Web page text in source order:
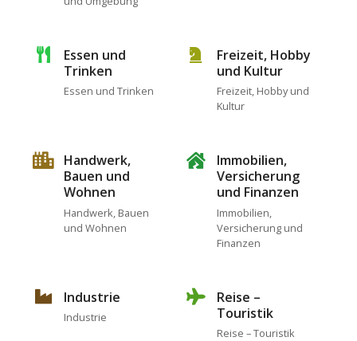
Essen und
Trinken
Essen und Trinken
Freizeit, Hobby
und Kultur
Freizeit, Hobby und
Kultur
Handwerk,
Bauen und
Wohnen
Handwerk, Bauen
und Wohnen
Immobilien,
Versicherung
und Finanzen
Immobilien,
Versicherung und
Finanzen
Industrie
Industrie
Reise –
Touristik
Reise – Touristik